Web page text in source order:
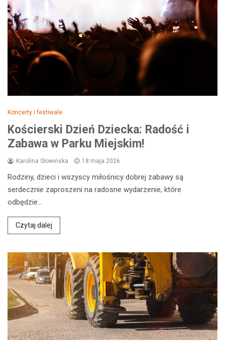
Koncerty i festiwale
Kościerski Dzień Dziecka: Radość i
Zabawa w Parku Miejskim!
Karolina Słowińska 18 maja 2026
Rodziny, dzieci i wszyscy miłośnicy dobrej zabawy są
serdecznie zaproszeni na radosne wydarzenie, które
odbędzie…
Czytaj dalej